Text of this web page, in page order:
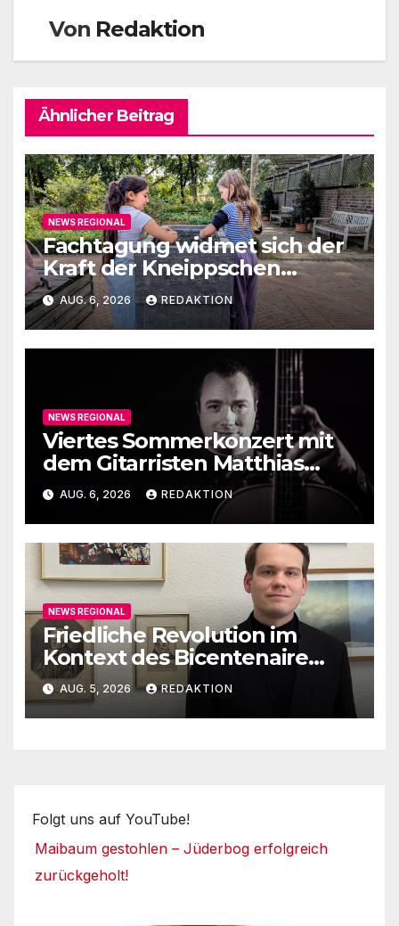
Von Redaktion
Ähnlicher Beitrag
NEWS REGIONAL
Fachtagung widmet sich der
Kraft der Kneippschen
Elemente
AUG. 6, 2026 REDAKTION
NEWS REGIONAL
Viertes Sommerkonzert mit
dem Gitarristen Matthias
Ehrig
AUG. 6, 2026 REDAKTION
NEWS REGIONAL
Friedliche Revolution im
Kontext des Bicentenaire
1789-1989
AUG. 5, 2026 REDAKTION
Folgt uns auf YouTube!
Maibaum gestohlen – Jüderbog erfolgreich
zurückgeholt!